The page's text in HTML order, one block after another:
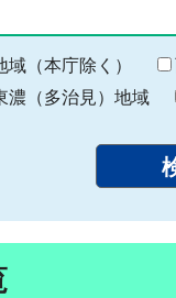
終
わ
り
域（本庁除く）
濃（多治見）地域